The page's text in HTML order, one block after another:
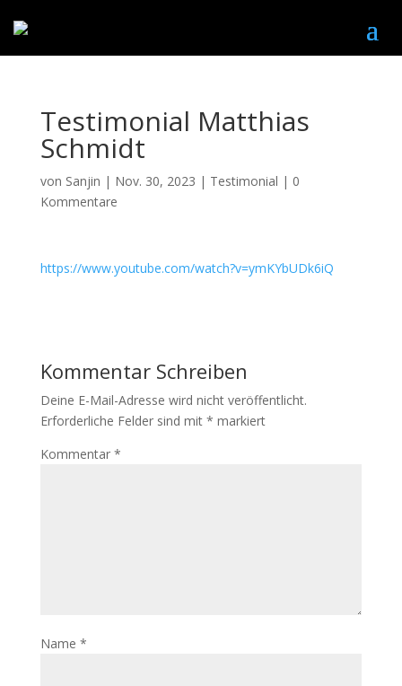
Testimonial Matthias
Schmidt
von Sanjin | Nov. 30, 2023 | Testimonial | 0
Kommentare
https://www.youtube.com/watch?v=ymKYbUDk6iQ
Kommentar Schreiben
Deine E-Mail-Adresse wird nicht veröffentlicht.
Erforderliche Felder sind mit * markiert
Kommentar *
Name *